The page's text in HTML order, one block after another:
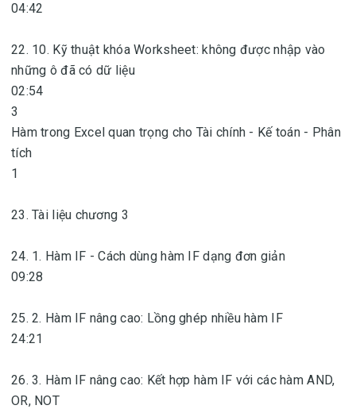
04:42
22. 10. Kỹ thuật khóa Worksheet: không được nhập vào
những ô đã có dữ liệu
02:54
3
Hàm trong Excel quan trọng cho Tài chính - Kế toán - Phân
tích
1
23. Tài liệu chương 3
24. 1. Hàm IF - Cách dùng hàm IF dạng đơn giản
09:28
25. 2. Hàm IF nâng cao: Lồng ghép nhiều hàm IF
24:21
26. 3. Hàm IF nâng cao: Kết hợp hàm IF với các hàm AND,
OR, NOT